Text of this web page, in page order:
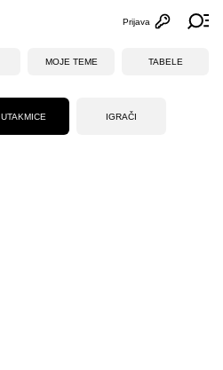
Otvori
Prijava
MOJE TEME TABELE
UTAKMICE IGRAČI